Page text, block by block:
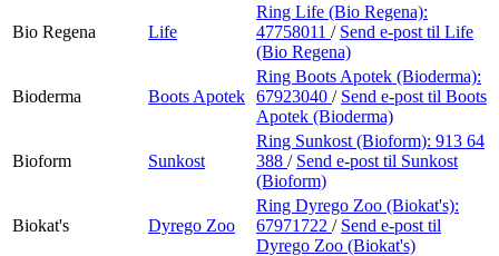
Bio Regena Life
Ring Life (Bio Regena):
47758011 / Send e-post til Life
(Bio Regena)
Bioderma Boots Apotek
Ring Boots Apotek (Bioderma):
67923040 / Send e-post til Boots
Apotek (Bioderma)
Bioform Sunkost
Ring Sunkost (Bioform): 913 64
388 / Send e-post til Sunkost
(Bioform)
Biokat's Dyrego Zoo
Ring Dyrego Zoo (Biokat's):
67971722 / Send e-post til
Dyrego Zoo (Biokat's)